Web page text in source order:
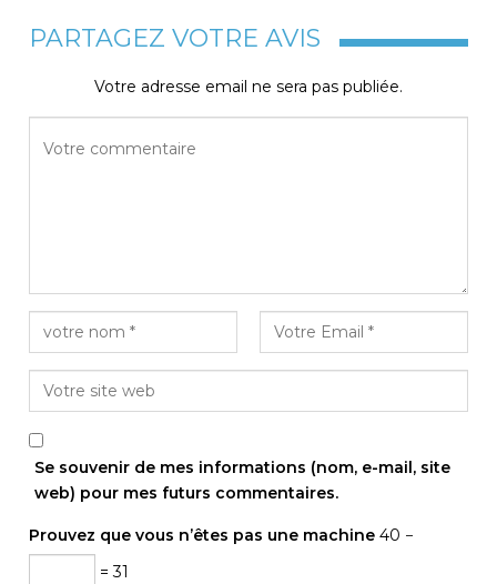
PARTAGEZ VOTRE AVIS
Votre adresse email ne sera pas publiée.
Se souvenir de mes informations (nom, e-mail, site
web) pour mes futurs commentaires.
Prouvez que vous n’êtes pas une machine 40 −
= 31